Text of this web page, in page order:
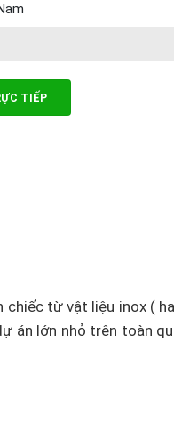
TIẾP
từ vật liệu inox (
án lớn nhỏ trên toàn